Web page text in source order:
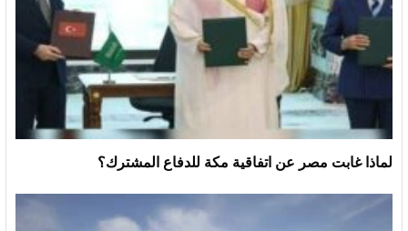
لماذا غابت مصر عن اتفاقية مكة للدفاع المشترك؟